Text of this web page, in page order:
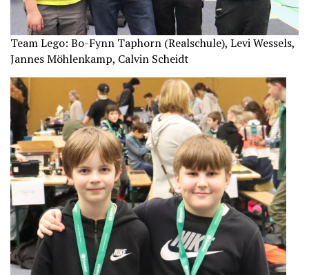
Team Lego: Bo-Fynn Taphorn (Realschule), Levi Wessels,
Jannes Möhlenkamp, Calvin Scheidt